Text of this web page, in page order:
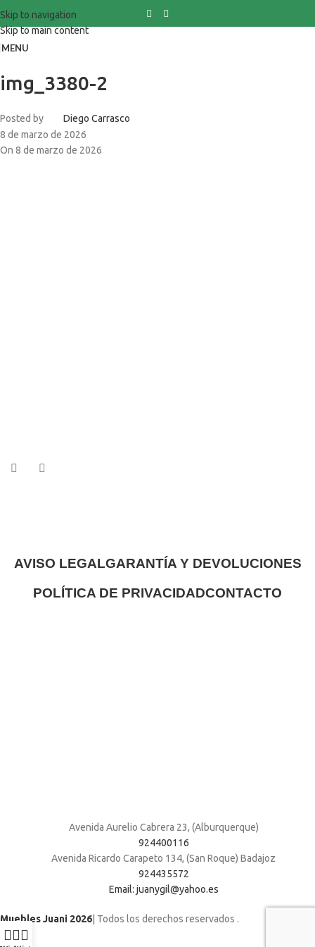
Skip to navigation
Skip to main content
MENU
img_3380-2
Posted by
Diego Carrasco
8 de marzo de 2026
On 8 de marzo de 2026
AVISO LEGALGARANTÍA Y DEVOLUCIONES
POLÍTICA DE PRIVACIDADCONTACTO
Avenida Aurelio Cabrera 23, (Alburquerque)
924400116
Avenida Ricardo Carapeto 134, (San Roque) Badajoz
924435572
Email: juanygil@yahoo.es
Muebles Juani 2026 | Todos los derechos reservados .